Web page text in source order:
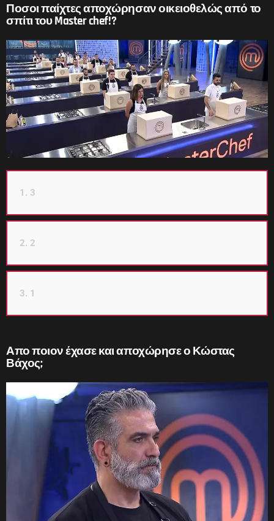
Ποσοι παίχτες αποχώρησαν οικειοθελώς από το
σπίτι του Master chef!?
1. 3
2. 2
3. 1
Απο ποιον έχασε και αποχώρησε ο Κώστας
Βάχος;